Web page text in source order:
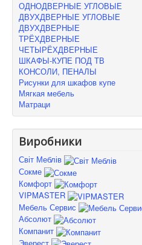
ОДНОДВЕРНЫЕ УГЛОВЫЕ
ДВУХДВЕРНЫЕ УГЛОВЫЕ
ДВУХДВЕРНЫЕ
ТРЁХДВЕРНЫЕ
ЧЕТЫРЁХДВЕРНЫЕ
ШКАФЫ-КУПЕ ПОД ТВ
КОНСОЛИ, ПЕНАЛЫ
Рисунки для шкафов купе
Мягкая мебель
Матраци
Виробники
Світ Меблів
Сокме
Комфорт
VIPMASTER
Мебель Сервис
Абсолют
Компанит
Эверест